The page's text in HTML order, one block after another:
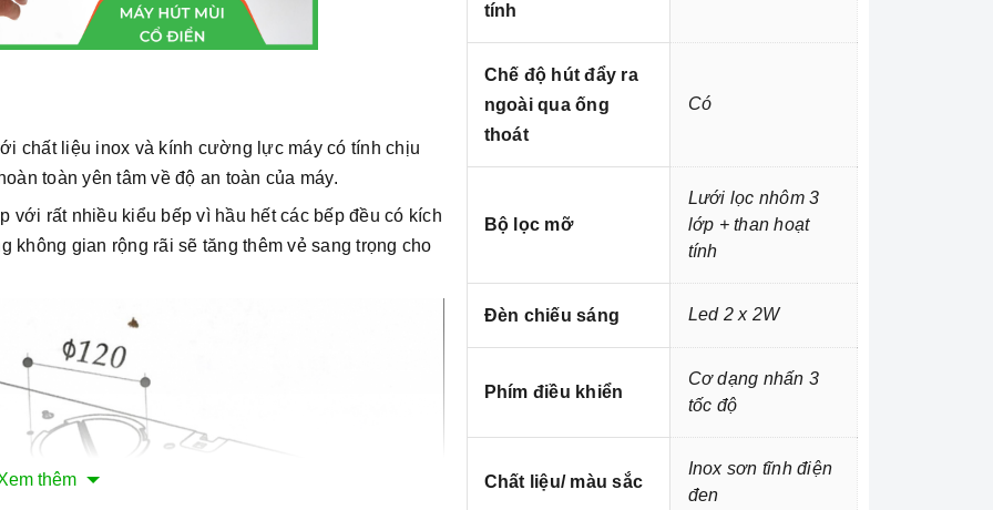
chất liệu inox và kính cường lực máy có tính chịu
toàn yên tâm về độ an toàn của máy.
với rất nhiều kiểu bếp vì hầu hết các bếp đều có kích
gian rộng rãi sẽ tăng thêm vẻ sang trọng cho
thêm
tính
Chế độ hút đẩy ra
ngoài qua ống
thoát
Có
Bộ lọc mỡ
Lưới lọc nhôm 3
lớp + than hoạt
tính
Đèn chiếu sáng Led 2 x 2W
Phím điều khiển
Cơ dạng nhấn 3
tốc độ
Chất liệu/ màu sắc
Inox sơn tĩnh điện
đen